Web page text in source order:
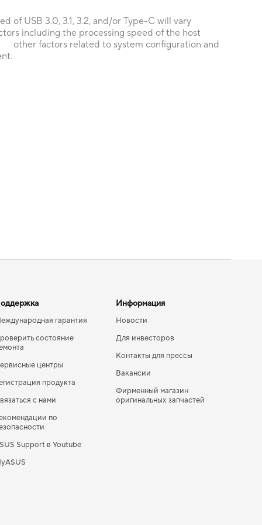
USB 3.0, 3.1, 3.2, and/or Type-C will vary
including the processing speed of the host
other factors related to system configuration and
гарантия
состояние
центры
продукта
с нами
по
Support в Youtube
Информация
Новости
Для инвесторов
Контакты для прессы
Вакансии
Фирменный магазин
оригинальных запчастей